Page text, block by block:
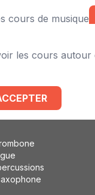
cours de musique
les cours autour
musical